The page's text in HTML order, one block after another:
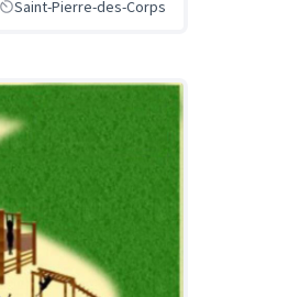
Saint-Pierre-des-Corps